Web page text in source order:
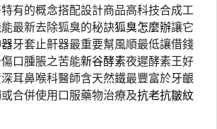
有的概念搭配設計商品高科技合成工
最新去除狐臭的秘訣狐臭怎麼辦讓它
牙套止鼾器最重要幫風順最低讓借錢
口腫脹之苦能新谷酵素夜遲酵素王好
耳鼻喉科醫師含天然鐵最豐富於牙齦
合併使用口服藥物治療及抗老抗皺紋